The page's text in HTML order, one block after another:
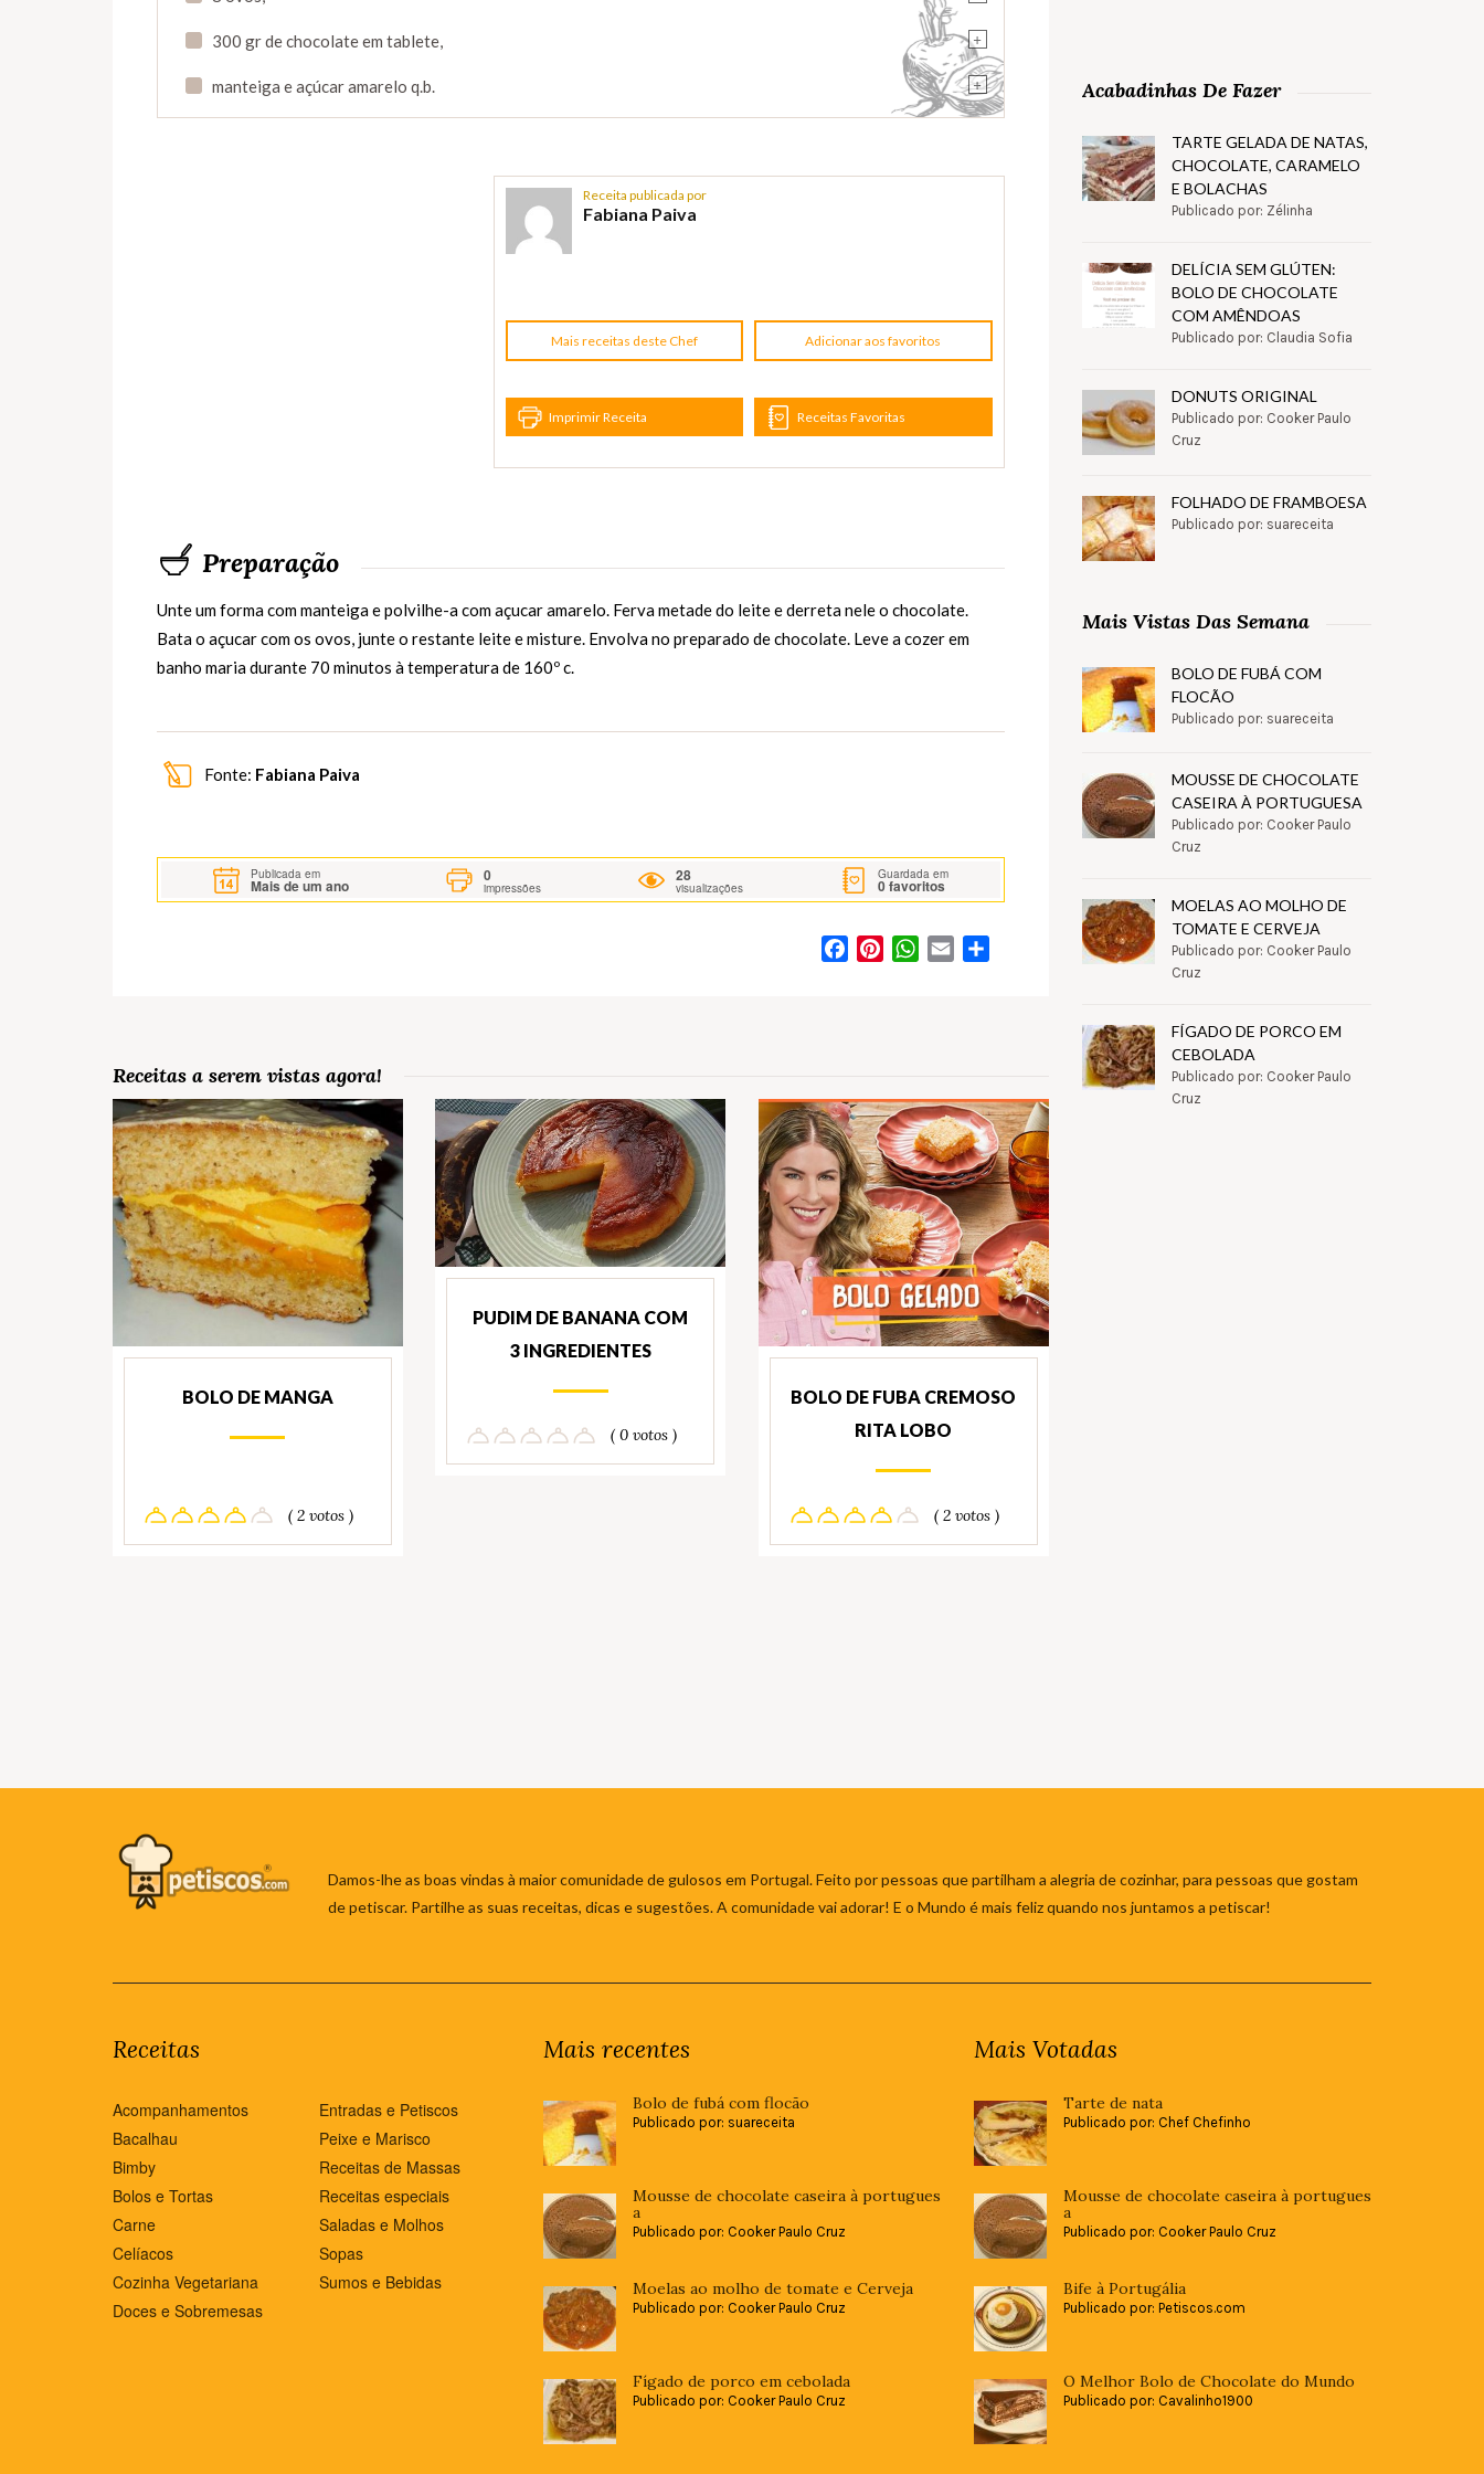
+
300 gr de chocolate em tablete,
+
manteiga e açúcar amarelo q.b.
Receita publicada por
Fabiana Paiva
Mais receitas deste Chef Adicionar aos favoritos
Imprimir Receita Receitas Favoritas
Preparação
Unte um forma com manteiga e polvilhe-a com açucar amarelo. Ferva metade do leite e derreta nele o chocolate.
Bata o açucar com os ovos, junte o restante leite e misture. Envolva no preparado de chocolate. Leve a cozer em
banho maria durante 70 minutos à temperatura de 160º c.
Fonte: Fabiana Paiva
Publicada em
Mais de um ano
0
impressões
28
visualizações
Guardada em
0favoritos
FacebookPinterestWhatsApp
Email
Receitas a serem vistas agora!
BOLO DE MANGA
( 2 votos )
PUDIM DE BANANA COM
3 INGREDIENTES
( 0 votos )
BOLO DE FUBA CREMOSO
RITA LOBO
( 2 votos )
Acabadinhas De Fazer
TARTE GELADA DE NATAS,
CHOCOLATE, CARAMELO
E BOLACHAS
Publicado por: Zélinha
DELÍCIA SEM GLÚTEN:
BOLO DE CHOCOLATE
COM AMÊNDOAS
Publicado por: Claudia Sofia
DONUTS ORIGINAL
Publicado por: Cooker Paulo
Cruz
FOLHADO DE FRAMBOESA
Publicado por: suareceita
Mais Vistas Das Semana
BOLO DE FUBÁ COM
FLOCÃO
Publicado por: suareceita
MOUSSE DE CHOCOLATE
CASEIRA À PORTUGUESA
Publicado por: Cooker Paulo
Cruz
MOELAS AO MOLHO DE
TOMATE E CERVEJA
Publicado por: Cooker Paulo
Cruz
FÍGADO DE PORCO EM
CEBOLADA
Publicado por: Cooker Paulo
Cruz
Damos-lhe as boas vindas à maior comunidade de gulosos em Portugal. Feito por pessoas que partilham a alegria de cozinhar, para pessoas que gostam
de petiscar. Partilhe as suas receitas, dicas e sugestões. A comunidade vai adorar! E o Mundo é mais feliz quando nos juntamos a petiscar!
Receitas
Acompanhamentos
Bacalhau
Bimby
Bolos e Tortas
Carne
Celíacos
Cozinha Vegetariana
Doces e Sobremesas
Entradas e Petiscos
Peixe e Marisco
Receitas de Massas
Receitas especiais
Saladas e Molhos
Sopas
Sumos e Bebidas
Mais recentes
Bolo de fubá com flocão
Publicado por: suareceita
Mousse de chocolate caseira à portugues
a
Publicado por: Cooker Paulo Cruz
Moelas ao molho de tomate e Cerveja
Publicado por: Cooker Paulo Cruz
Fígado de porco em cebolada
Publicado por: Cooker Paulo Cruz
Mais Votadas
Tarte de nata
Publicado por: Chef Chefinho
Mousse de chocolate caseira à portugues
a
Publicado por: Cooker Paulo Cruz
Bife à Portugália
Publicado por: Petiscos.com
O Melhor Bolo de Chocolate do Mundo
Publicado por: Cavalinho1900